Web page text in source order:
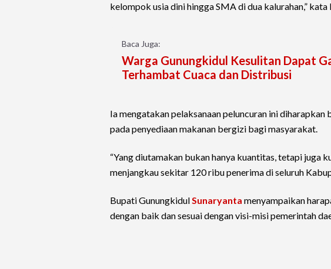
kelompok usia dini hingga SMA di dua kalurahan,”
Baca Juga:
Warga Gunungkidul Kesulitan Dapat
Terhambat Cuaca dan Distribusi
Ia mengatakan pelaksanaan peluncuran ini diharapkan
pada penyediaan makanan bergizi bagi masyarakat.
“Yang diutamakan bukan hanya kuantitas, tetapi juga
menjangkau sekitar 120 ribu penerima di seluruh
Bupati GunungkidulSunaryanta menyampaikan
dengan baik dan sesuai dengan visi-misi pemerintah